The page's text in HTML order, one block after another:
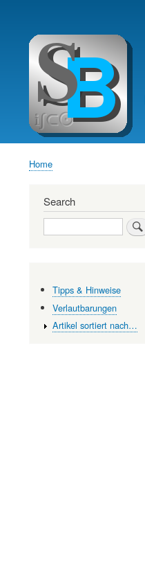
navigation
Home
Search
Search
Tipps & Hinweise
Verlautbarungen
Artikel sortiert nach…